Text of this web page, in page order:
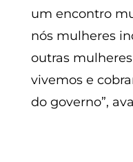
um encontro
nós mulheres
outras
vivemos e
do governo”,